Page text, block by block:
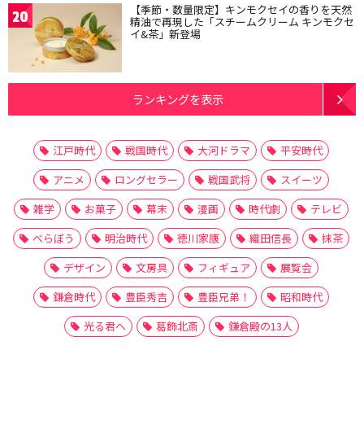
20 【季節・数量限定】キンモクセイの香りを天然
精油で再現した「スチームクリーム キンモクセ
イ&茶」新登場
ランキングを表示
江戸時代 戦国時代 大河ドラマ
平安時代
アニメ
ロングセラー 戦国武将
スイーツ
雑学
お菓子 幕末 漫画 時代劇
テレビ
べらぼう
明治時代 徳川家康 織田信長
抹茶
デザイン
文房具 フィギュア
展覧会
鎌倉時代
豊臣秀吉 豊臣兄弟！
昭和時代
光る君へ
葛飾北斎 鎌倉殿の13人